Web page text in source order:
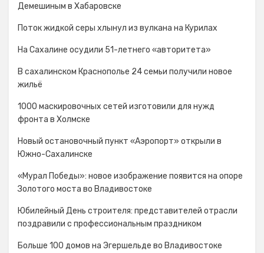
Демешиным в Хабаровске
Поток жидкой серы хлынул из вулкана на Курилах
На Сахалине осудили 51-летнего «авторитета»
В сахалинском Краснополье 24 семьи получили новое
жильё
1000 маскировочных сетей изготовили для нужд
фронта в Холмске
Новый остановочный пункт «Аэропорт» открыли в
Южно-Сахалинске
«Мурал Победы»: новое изображение появится на опоре
Золотого моста во Владивостоке
Юбилейный День строителя: представителей отрасли
поздравили с профессиональным праздником
Больше 100 домов на Эгершельде во Владивостоке